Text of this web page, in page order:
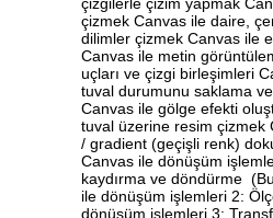
çizgilerle çizim yapmak
çizmek Canvas ile daire,
dilimler çizmek Canvas ile
Canvas ile metin
uçları ve çizgi birleşimleri
tuval durumunu saklama
Canvas ile gölge efekti
tuval üzerine resim çizmek
/ gradient (geçişli renk)
Canvas ile dönüşüm
kaydırma ve döndürme
ile dönüşüm işlemleri 2:
dönüşüm işlemleri 3: